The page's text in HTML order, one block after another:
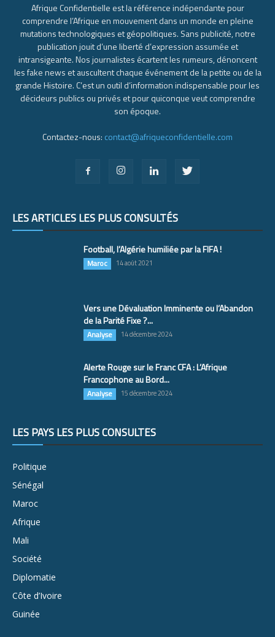
Afrique Confidentielle est la référence indépendante pour
comprendre l’Afrique en mouvement dans un monde en pleine
mutations technologiques et géopolitiques. Sans publicité, notre
publication jouit d’une liberté d’expression assumée et
intransigeante. Nos journalistes écartent les rumeurs, dénoncent
les fake news et auscultent chaque événement de la petite ou de la
grande Histoire. C’est un outil d’information indispensable pour les
décideurs publics ou privés et pour quiconque veut comprendre
son époque.
Contactez-nous: contact@afriqueconfidentielle.com
LES ARTICLES LES PLUS CONSULTÉS
Football, l’Algérie humiliée par la FIFA !
Maroc 14 août 2021
Vers une Dévaluation Imminente ou l’Abandon
de la Parité Fixe ?...
Analyse 14 décembre 2024
Alerte Rouge sur le Franc CFA : L’Afrique
Francophone au Bord...
Analyse 15 décembre 2024
LES PAYS LES PLUS CONSULTÉS
Politique
Sénégal
Maroc
Afrique
Mali
Société
Diplomatie
Côte d’Ivoire
Guinée